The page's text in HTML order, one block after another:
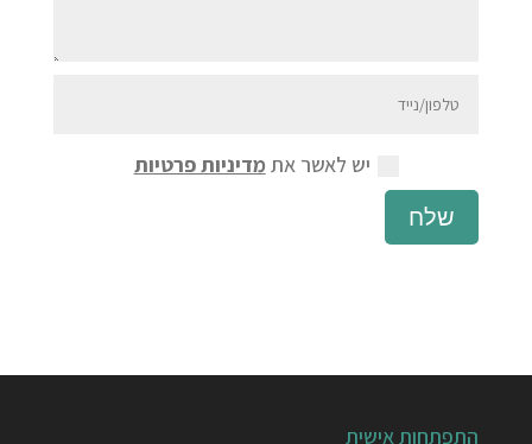
יש לאשר את מדיניות פרטיות
שלח
התפתחות אישית